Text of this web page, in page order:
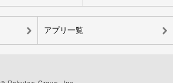
アプリ一覧